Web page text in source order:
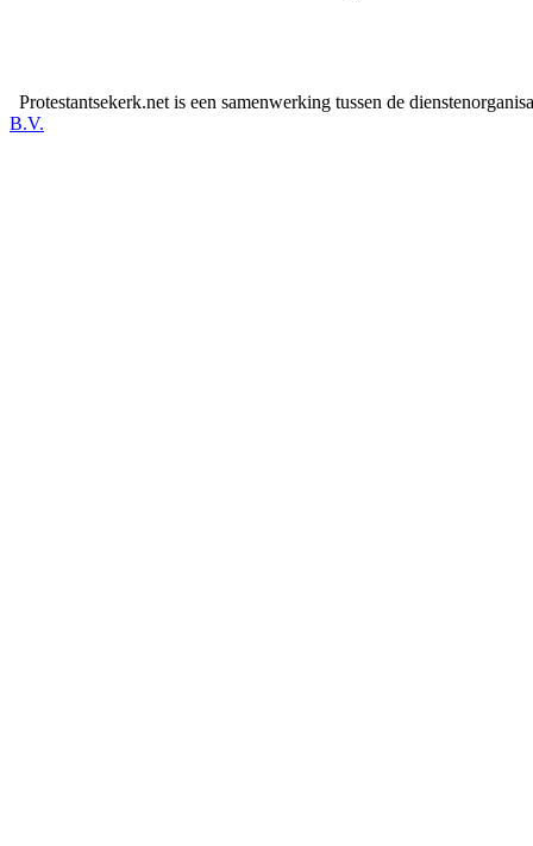
Protestantsekerk.net is een samenwerking tussen de
B.V.